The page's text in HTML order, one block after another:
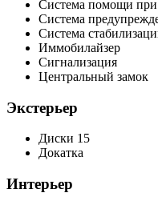
Система помощи
Система
Система
Иммобилайзер
Сигнализация
Центральный замок
Экстерьер
Диски 15
Докатка
Интерьер